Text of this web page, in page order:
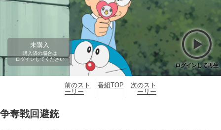
未購入
購入済の場合は
ログインしてください
ログインして再生
前のスト
ーリー
番組TOP
次のスト
ーリー
争奪戦回避銃